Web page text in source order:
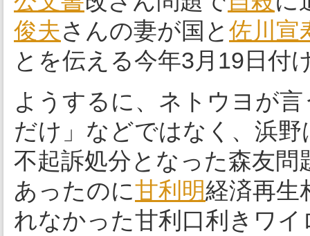
俊夫さんの妻が国と 佐川宣
とを伝える今年3月19日付
ようするに、ネトウヨが
だけ」などではなく、浜
不起訴処分となった森友
あったのに甘利明経済再生
れなかった甘利口利きワ